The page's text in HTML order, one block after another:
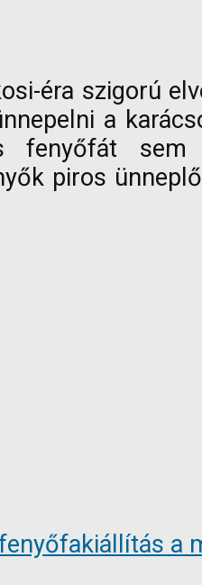
éra szigorú
a
fenyőfát
piros
a